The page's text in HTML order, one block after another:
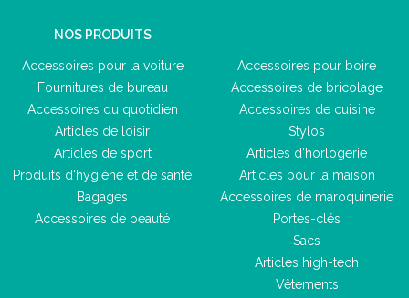
NOS PRODUITS
Accessoires pour la voiture
Fournitures de bureau
Accessoires du quotidien
Articles de loisir
Articles de sport
Produits d'hygiène et de santé
Bagages
Accessoires de beauté
Accessoires pour boire
Accessoires de bricolage
Accessoires de cuisine
Stylos
Articles d'horlogerie
Articles pour la maison
Accessoires de maroquinerie
Portes-clés
Sacs
Articles high-tech
Vêtements